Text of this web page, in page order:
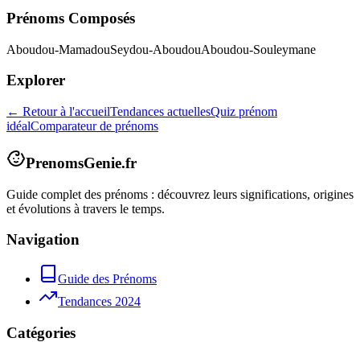
Prénoms Composés
Aboudou-MamadouSeydou-AboudouAboudou-Souleymane
Explorer
← Retour à l'accueilTendances actuellesQuiz prénom
idéalComparateur de prénoms
PrenomsGenie.fr
Guide complet des prénoms : découvrez leurs significations, origines
et évolutions à travers le temps.
Navigation
Guide des Prénoms
Tendances 2024
Catégories